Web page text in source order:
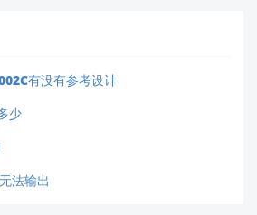
4-28]），最终通过优化供电
查电源环节，90% 的同类问题源
有没有参考设计
少
法输出